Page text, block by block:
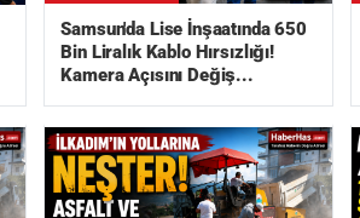
Samsun'da Lise İnşaatında 650
Bin Liralık Kablo Hırsızlığı!
Kamera Açısını Değiş...